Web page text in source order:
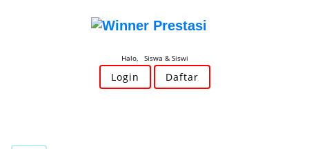
Halo, Siswa & Siswi
Login Daftar